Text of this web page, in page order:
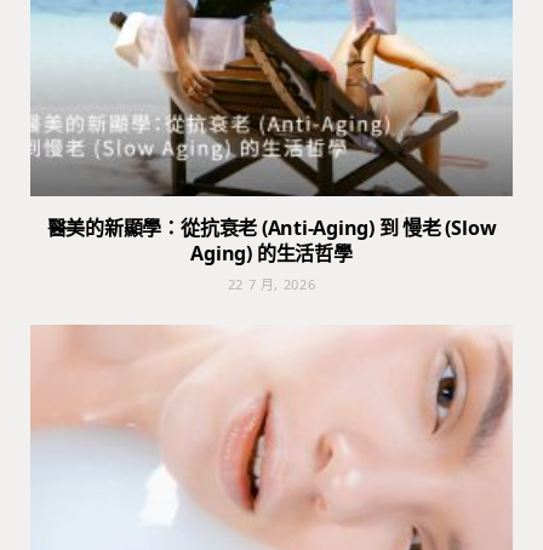
醫美的新顯學：從抗衰老 (Anti-Aging) 到 慢老 (Slow
Aging) 的生活哲學
22 7 月, 2026